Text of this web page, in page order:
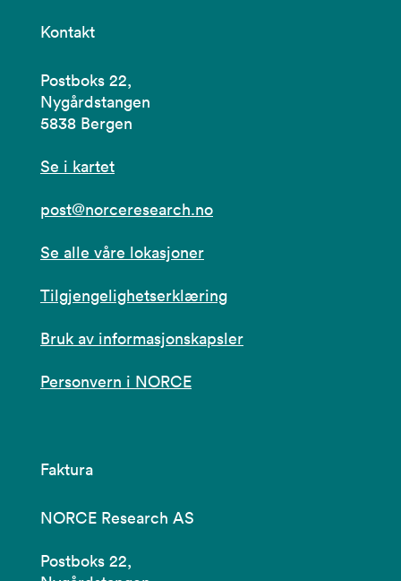
Kontakt
Postboks 22,
Nygårdstangen
5838 Bergen
Se i kartet
post@norceresearch.no
Se alle våre lokasjoner
Tilgjengelighetserklæring
Bruk av informasjonskapsler
Personvern i NORCE
Faktura
NORCE Research AS
Postboks 22,